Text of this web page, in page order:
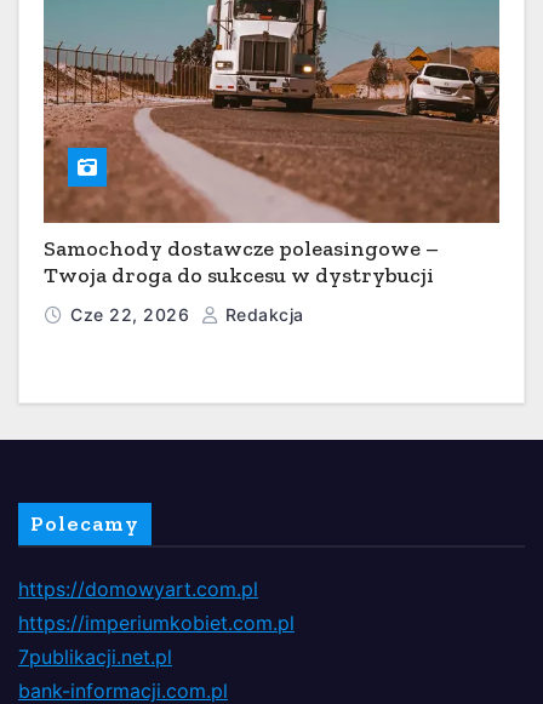
Samochody dostawcze poleasingowe –
Twoja droga do sukcesu w dystrybucji
Cze 22, 2026 Redakcja
Polecamy
https://domowyart.com.pl
https://imperiumkobiet.com.pl
7publikacji.net.pl
bank-informacji.com.pl